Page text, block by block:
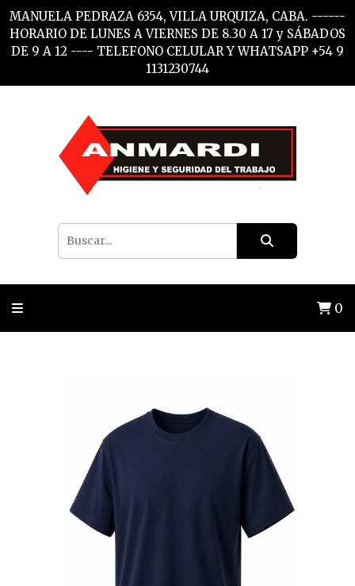
MANUELA PEDRAZA 6354, VILLA URQUIZA, CABA. ------
HORARIO DE LUNES A VIERNES DE 8.30 A 17 y SÁBADOS
DE 9 A 12 ---- TELEFONO CELULAR Y WHATSAPP +54 9
1131230744
0